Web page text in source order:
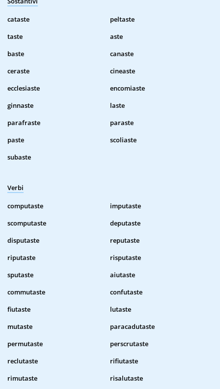
cataste
peltaste
taste
aste
baste
canaste
ceraste
cineaste
ecclesiaste
encomiaste
ginnaste
laste
parafraste
paraste
paste
scoliaste
subaste
Verbi
computaste
imputaste
scomputaste
deputaste
disputaste
reputaste
riputaste
risputaste
sputaste
aiutaste
commutaste
confutaste
fiutaste
lutaste
mutaste
paracadutaste
permutaste
perscrutaste
reclutaste
rifiutaste
rimutaste
risalutaste